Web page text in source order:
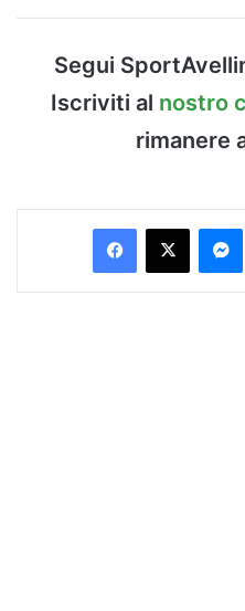
Segui
Iscriviti al nostro
rimanere
Facebook
X